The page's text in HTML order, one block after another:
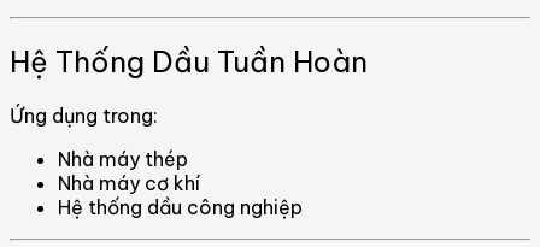
Hệ Thống Dầu Tuần Hoàn
Ứng dụng trong:
Nhà máy thép
Nhà máy cơ khí
Hệ thống dầu công nghiệp